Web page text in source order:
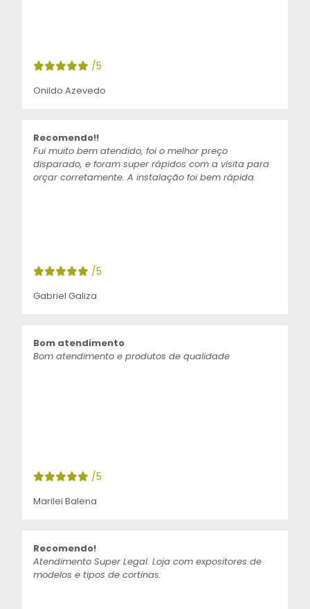
/5
Onildo Azevedo
Recomendo!!
Fui muito bem atendido, foi o melhor preço
disparado, e foram super rápidos com a visita para
orçar corretamente. A instalação foi bem rápida.
/5
Gabriel Galiza
Bom atendimento
Bom atendimento e produtos de qualidade
/5
Marilei Balena
Recomendo!
Atendimento Super Legal. Loja com expositores de
modelos e tipos de cortinas.